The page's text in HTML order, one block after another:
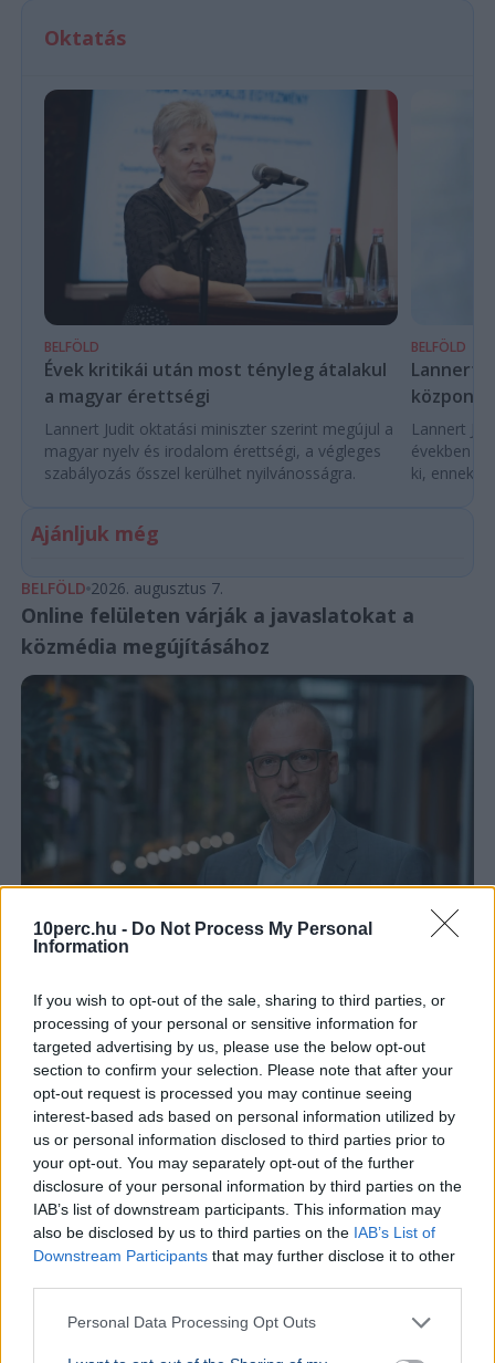
10perc.hu - Do Not Process My Personal
Information
If you wish to opt-out of the sale, sharing to third parties, or
processing of your personal or sensitive information for
targeted advertising by us, please use the below opt-out
section to confirm your selection. Please note that after your
opt-out request is processed you may continue seeing
interest-based ads based on personal information utilized by
us or personal information disclosed to third parties prior to
your opt-out. You may separately opt-out of the further
disclosure of your personal information by third parties on the
IAB’s list of downstream participants. This information may
also be disclosed by us to third parties on the IAB’s List of
Downstream Participants that may further disclose it to other
Personal Data Processing Opt Outs
Oktatás
BELFÖLD
Évek kritikái után most tényleg átalakul
a magyar érettségi
Lannert Judit oktatási miniszter szerint megújul a
magyar nyelv és irodalom érettségi, a végleges
szabályozás ősszel kerülhet nyilvánosságra.
BELFÖLD
Lannert
Lannert
években
ki, ennek
Ajánljuk még
BELFÖLD 2026. augusztus 7.
Online felületen várják a javaslatokat a
közmédia megújításához
Tarr Zoltán Közmédia
Tarr Zoltán szerint zajlik a közmédia átvilágítása, a
végleges vezetőt pedig nyílt, átlátható pályázaton
választják majd ki.Bővebben...
BELFÖLD 2026. augusztus 7.
Hornok Miklós is esélyes Lázár János
utódjának